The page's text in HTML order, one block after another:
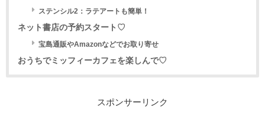
ステンシル2：ラテアートも簡単！
ネット書店の予約スタート♡
宝島通販やAmazonなどでお取り寄せ
おうちでミッフィーカフェを楽しんで♡
スポンサーリンク